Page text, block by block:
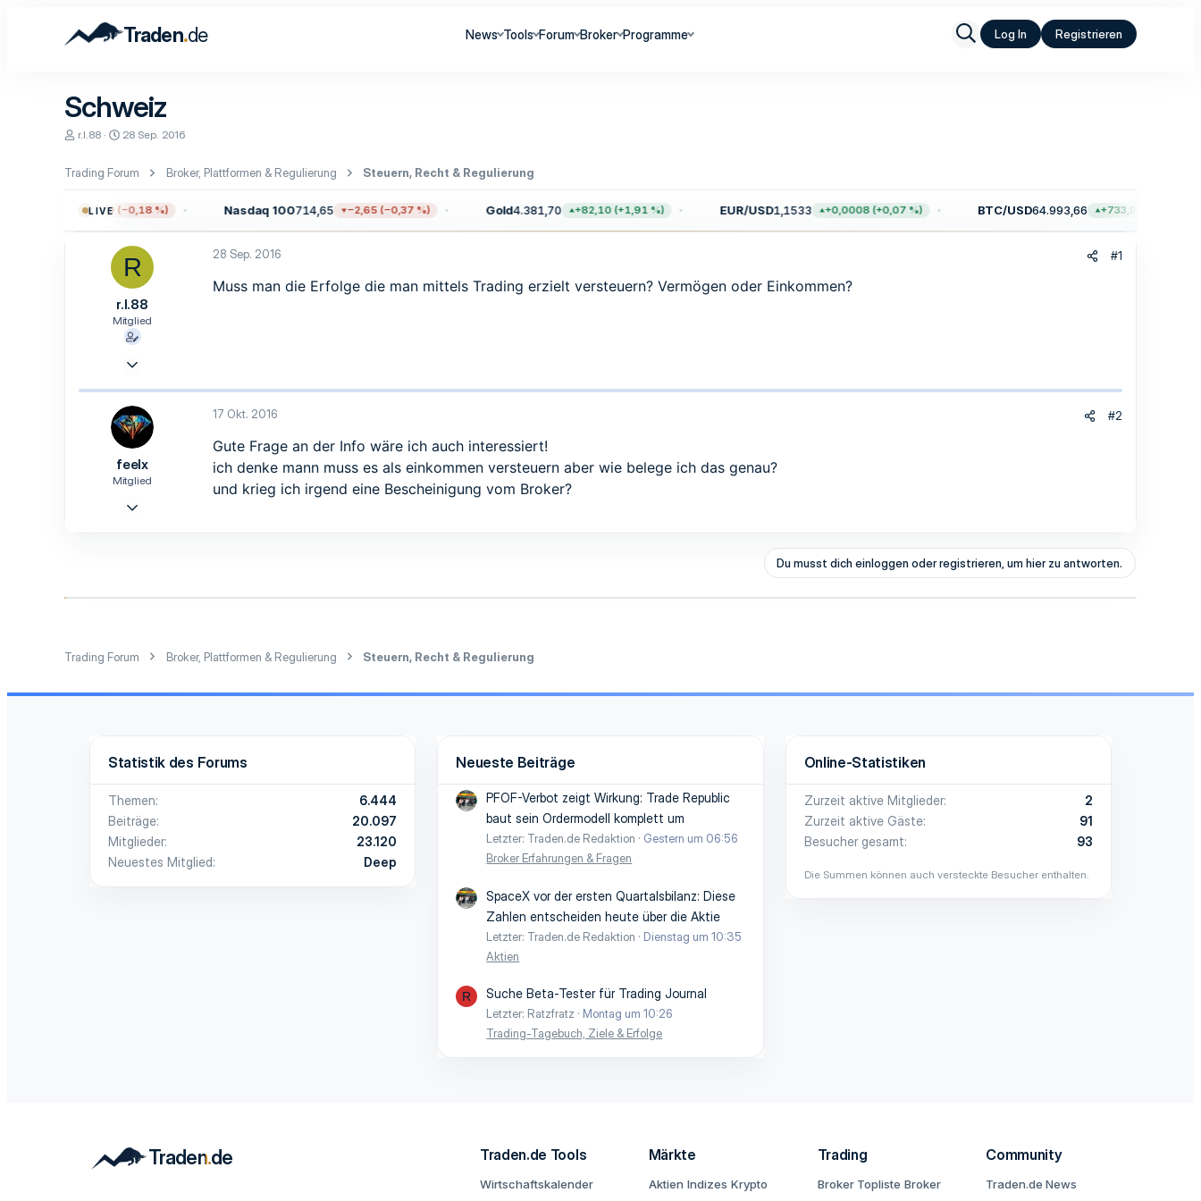
Traden.de News Tools Forum Broker Programme Log In Registrieren
Schweiz
E
t
e
r.l.88
E
t
t
a
m
28 Sep. 2016
Trading Forum Broker, Plattformen & Regulierung Steuern, Recht & Regulierung
LIVE
−13,59 (−0,18 %) Nasdaq 100714,65 −2,65 (−0,37 %) Gold4.381,70 +82,10 (+1,91 %) EUR/USD1,1533 +0,0008 (+0,07 %) BTC/USD64.993,66 +733,98 (+1,14 %)
R
r.l.88
Mitglied
28 Sep. 2016 #1
Muss man die Erfolge die man mittels Trading erzielt versteuern? Vermögen oder Einkommen?
feelx
Mitglied
17 Okt. 2016 #2
Gute Frage an der Info wäre ich auch interessiert!
ich denke mann muss es als einkommen versteuern aber wie belege ich das genau?
und krieg ich irgend eine Bescheinigung vom Broker?
Du musst dich einloggen oder registrieren, um hier zu antworten.
Trading Forum Broker, Plattformen & Regulierung Steuern, Recht & Regulierung
Statistik des Forums
Themen
6.444
Beiträge
20.097
Mitglieder
23.120
Neuestes Mitglied
Deep
Neueste Beiträge
PFOF-Verbot zeigt Wirkung: Trade Republic
baut sein Ordermodell komplett um
Letzter: Traden.de Redaktion
Gestern um 06:56
Broker Erfahrungen & Fragen
SpaceX vor der ersten Quartalsbilanz: Diese
Zahlen entscheiden heute über die Aktie
Letzter: Traden.de Redaktion
Dienstag um 10:35
Aktien
R Suche Beta-Tester für Trading Journal
Letzter: Ratzfratz
Montag um 10:26
Trading-Tagebuch, Ziele & Erfolge
Online-Statistiken
Zurzeit aktive Mitglieder
2
Zurzeit aktive Gäste
91
Besucher gesamt
93
Die Summen können auch versteckte Besucher enthalten.
Traden.de Tools
Wirtschaftskalender
Märkte
Aktien Indizes Krypto
Trading
Broker Topliste Broker
Community
Traden.de News